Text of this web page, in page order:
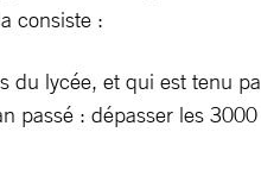
consiste :
du lycée, et qui est tenu
passé : dépasser les 3000